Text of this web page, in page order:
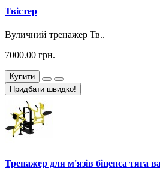
Твістер
Вуличний тренажер Тв..
7000.00 грн.
Купити
Придбати швидко!
Тренажер для м'язів біцепса тяга